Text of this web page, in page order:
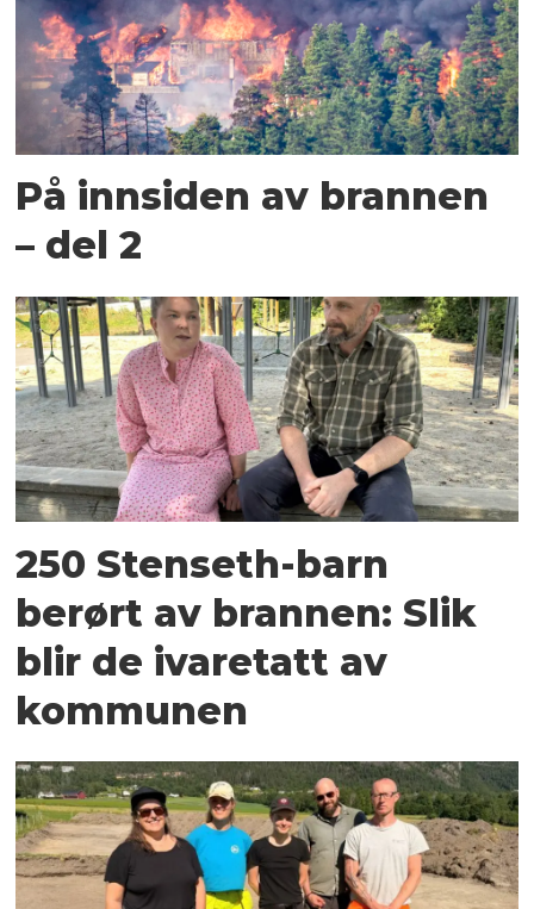
På innsiden av brannen
– del 2
250 Stenseth-barn
berørt av brannen: Slik
blir de ivaretatt av
kommunen